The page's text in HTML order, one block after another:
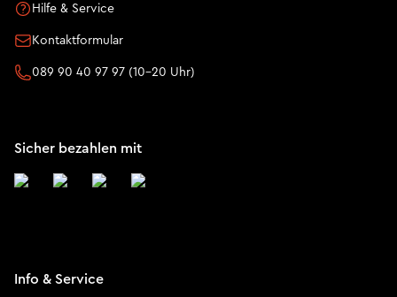
Hilfe & Service
Kontaktformular
089 90 40 97 97 (10-20 Uhr)
Sicher bezahlen mit
Info & Service